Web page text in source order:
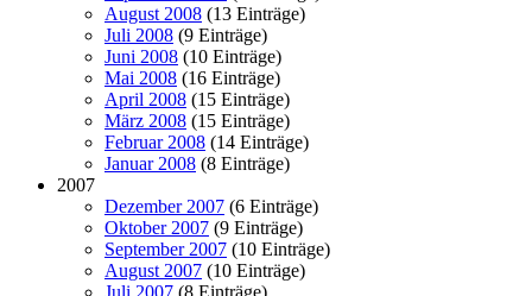
August 2008 (13 Einträge)
Juli 2008 (9 Einträge)
Juni 2008 (10 Einträge)
Mai 2008 (16 Einträge)
April 2008 (15 Einträge)
März 2008 (15 Einträge)
Februar 2008 (14 Einträge)
Januar 2008 (8 Einträge)
2007
Dezember 2007 (6 Einträge)
Oktober 2007 (9 Einträge)
September 2007 (10 Einträge)
August 2007 (10 Einträge)